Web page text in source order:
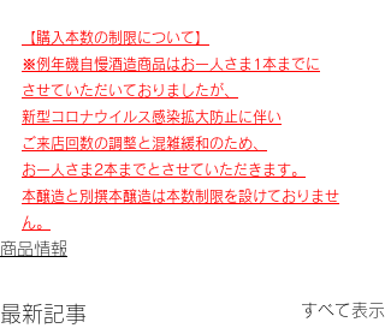
​【購入本数の制限について】
※例年磯自慢酒造商品はお一人さま1本までに
させていただいておりましたが、
​新型コロナウイルス感染拡大防止に伴い
ご来店回数の調整と混雑緩和のため、
お一人さま2本までとさせていただきます。
本醸造と別撰本醸造は本数制限を設けておりませ
ん。
商品情報
最新記事 すべて表示